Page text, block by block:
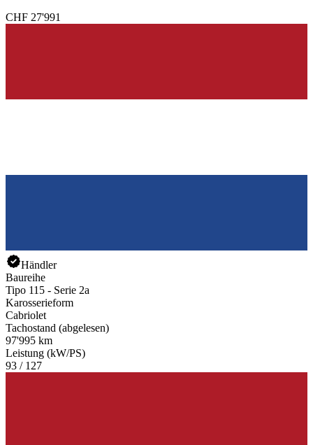
CHF 27'991
Händler
Baureihe
Tipo 115 - Serie 2a
Karosserieform
Cabriolet
Tachostand (abgelesen)
97'995 km
Leistung (kW/PS)
93 / 127